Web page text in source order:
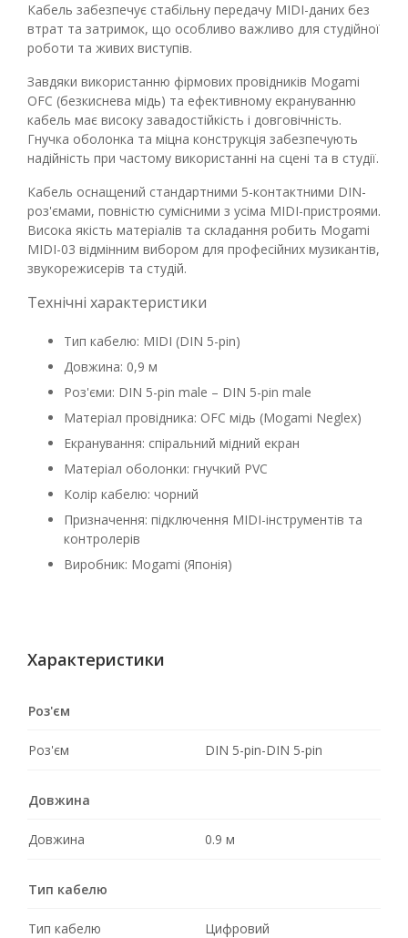
Кабель забезпечує стабільну передачу MIDI-даних без
втрат та затримок, що особливо важливо для студійної
роботи та живих виступів.
Завдяки використанню фірмових провідників Mogami
OFC (безкиснева мідь) та ефективному екрануванню
кабель має високу завадостійкість і довговічність.
Гнучка оболонка та міцна конструкція забезпечують
надійність при частому використанні на сцені та в студії.
Кабель оснащений стандартними 5-контактними DIN-
роз'ємами, повністю сумісними з усіма MIDI-пристроями.
Висока якість матеріалів та складання робить Mogami
MIDI-03 відмінним вибором для професійних музикантів,
звукорежисерів та студій.
Технічні характеристики
Тип кабелю: MIDI (DIN 5-pin)
Довжина: 0,9 м
Роз'єми: DIN 5-pin male – DIN 5-pin male
Матеріал провідника: OFC мідь (Mogami Neglex)
Екранування: спіральний мідний екран
Матеріал оболонки: гнучкий PVC
Колір кабелю: чорний
Призначення: підключення MIDI-інструментів та
контролерів
Виробник: Mogami (Японія)
Характеристики
Роз'єм
Роз'єм DIN 5-pin-DIN 5-pin
Довжина
Довжина 0.9 м
Тип кабелю
Тип кабелю Цифровий